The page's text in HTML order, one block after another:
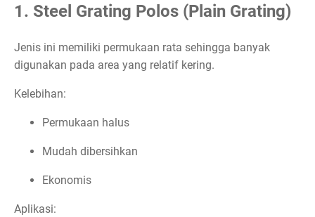
1. Steel Grating Polos (Plain Grating)
Jenis ini memiliki permukaan rata sehingga banyak
digunakan pada area yang relatif kering.
Kelebihan:
Permukaan halus
Mudah dibersihkan
Ekonomis
Aplikasi: